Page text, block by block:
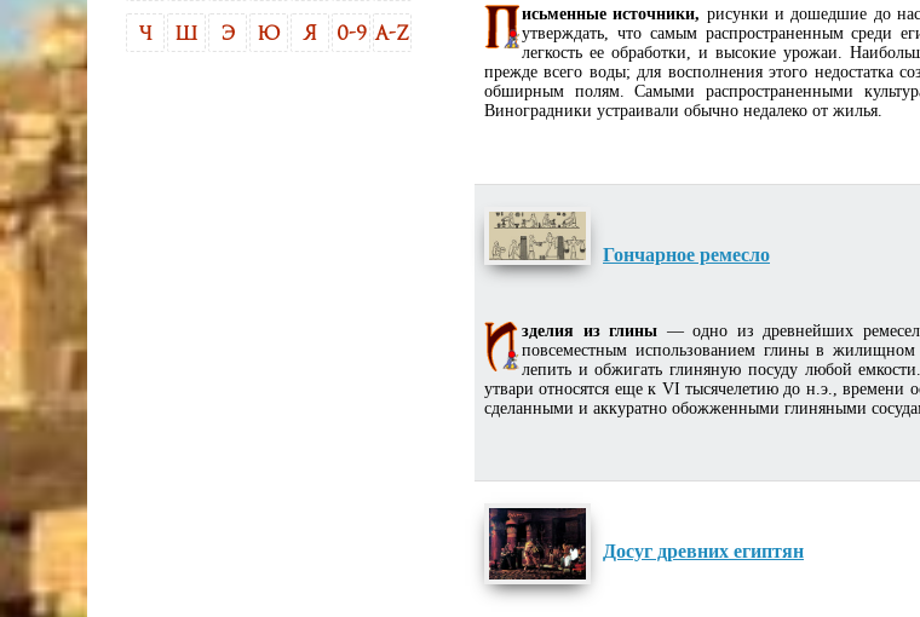
исьменные источники, рисунки и дошедшие до
утверждать, что самым распространенным среди
легкость ее обработки, и высокие урожаи.
прежде всего воды; для восполнения этого недостатка
обширным полям. Самыми распространенными
Виноградники устраивали обычно недалеко от жилья.
Гончарное ремесло
зделия из глины — одно из древнейших
повсеместным использованием глины в жилищном
лепить и обжигать глиняную посуду любой
утвари относятся еще к VI тысячелетию до н.э., времени
сделанными и аккуратно обожженными глиняными
Досуг древних египтян
Ч Э Ю Я 0-9 A-Z